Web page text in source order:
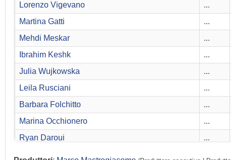
Lorenzo Vigevano
...
Martina Gatti
...
Mehdi Meskar
...
Ibrahim Keshk
...
Julia Wujkowska
...
Leila Rusciani
...
Barbara Folchitto
...
Marina Occhionero
...
Ryan Daroui
...